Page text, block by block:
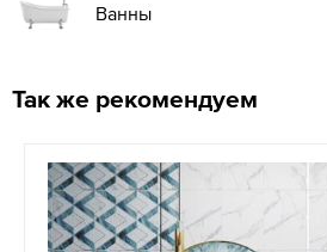
Ванны
Так же рекомендуем